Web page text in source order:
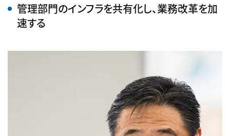
管理部門のインフラを共有化し、業務改革を加
速する